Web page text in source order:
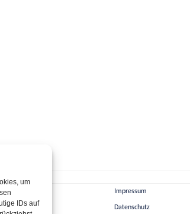
um
IDs auf
Impressum
Datenschutz